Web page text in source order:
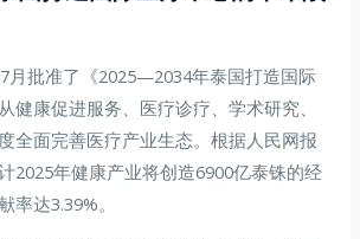
月批准了《2025—2034年泰国打造国际
健康促进服务、医疗诊疗、学术研究、
全面完善医疗产业生态。根据人民网报
2025年健康产业将创造6900亿泰铢的经
率达3.39%。